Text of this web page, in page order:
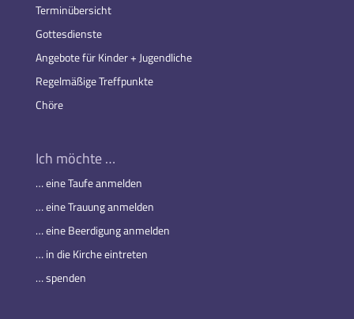
Terminübersicht
Gottesdienste
Angebote für Kinder + Jugendliche
Regelmäßige Treffpunkte
Chöre
Ich möchte …
… eine Taufe anmelden
… eine Trauung anmelden
… eine Beerdigung anmelden
… in die Kirche eintreten
… spenden